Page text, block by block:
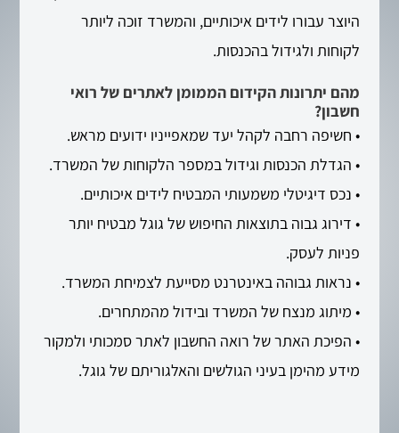
היוצר עבורו לידים איכותיים, והמשרד זוכה ליותר
לקוחות ולגידול בהכנסות.
מהם יתרונות הקידום הממומן לאתרים של רואי
חשבון?
• חשיפה רחבה לקהל יעד שמאפייניו ידועים מראש.
• הגדלת הכנסות וגידול במספר הלקוחות של המשרד.
• נכס דיגיטלי משמעותי המבטיח לידים איכותיים.
• דירוג גבוה בתוצאות החיפוש של גוגל מבטיח יותר
פניות לעסק.
• נראות גבוהה באינטרנט מסייעת לצמיחת המשרד.
• מיתוג מנצח של המשרד ובידול מהמתחרים.
• הפיכת האתר של רואה החשבון לאתר סמכותי ולמקור
מידע מהימן בעיני הגולשים והאלגוריתם של גוגל.